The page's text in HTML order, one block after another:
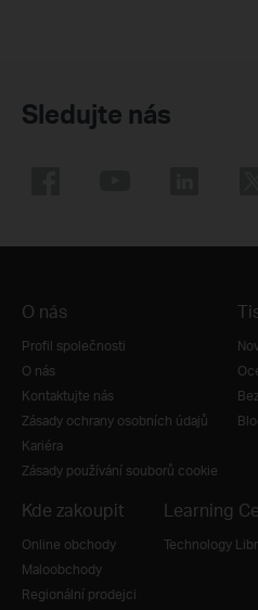
Sledujte nás
O nás
Profil společnosti
O nás
Kontaktujte nás
Zásady ochrany osobních údajů
Kariéra
Zásady používání souborů cookie
Kde zakoupit
Online obchody
Maloobchody
Regionální prodejci
Learning
Technology